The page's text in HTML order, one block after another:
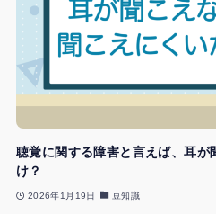
聴覚に関する障害と言えば、耳が
け？
2026年1月19日 豆知識